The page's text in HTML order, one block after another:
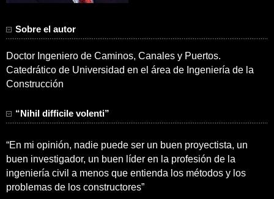
Sobre el autor
Doctor Ingeniero de Caminos, Canales y Puertos.
Catedrático de Universidad en el área de Ingeniería de la
Construcción
“Nihil difficile volenti”
“En mi opinión, nadie puede ser un buen proyectista, un
buen investigador, un buen líder en la profesión de la
ingeniería civil a menos que entienda los métodos y los
problemas de los constructores”